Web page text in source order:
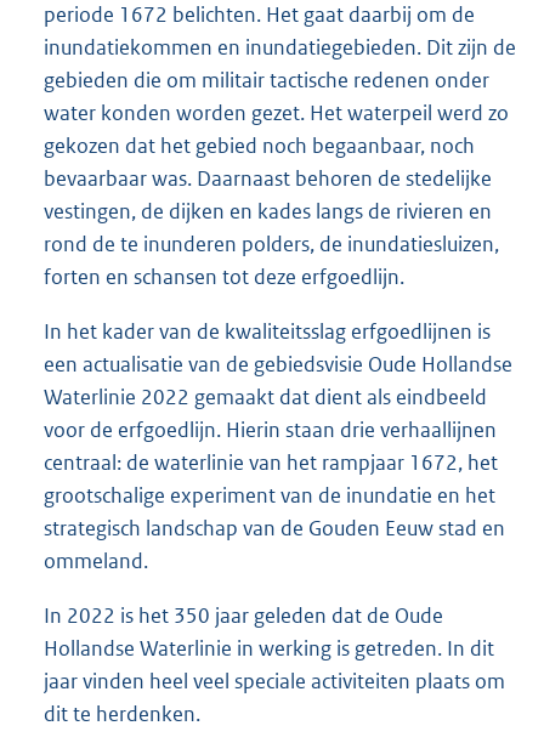
periode 1672 belichten. Het gaat daarbij om de
inundatiekommen en inundatiegebieden. Dit zijn de
gebieden die om militair tactische redenen onder
water konden worden gezet. Het waterpeil werd zo
gekozen dat het gebied noch begaanbaar, noch
bevaarbaar was. Daarnaast behoren de stedelijke
vestingen, de dijken en kades langs de rivieren en
rond de te inunderen polders, de inundatiesluizen,
forten en schansen tot deze erfgoedlijn.
In het kader van de kwaliteitsslag erfgoedlijnen is
een actualisatie van de gebiedsvisie Oude Hollandse
Waterlinie 2022 gemaakt dat dient als eindbeeld
voor de erfgoedlijn. Hierin staan drie verhaallijnen
centraal: de waterlinie van het rampjaar 1672, het
grootschalige experiment van de inundatie en het
strategisch landschap van de Gouden Eeuw stad en
ommeland.
In 2022 is het 350 jaar geleden dat de Oude
Hollandse Waterlinie in werking is getreden. In dit
jaar vinden heel veel speciale activiteiten plaats om
dit te herdenken.